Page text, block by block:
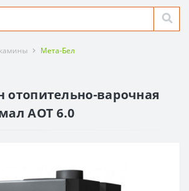
Мета-Бел
отопительно-варочная
АОТ 6.0